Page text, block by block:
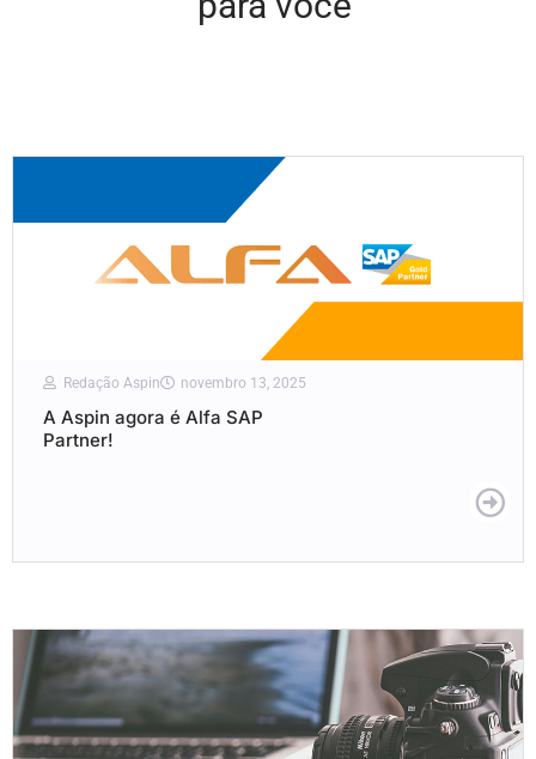
Redação Aspin novembro 13, 2025
A Aspin agora é Alfa SAP
Partner!